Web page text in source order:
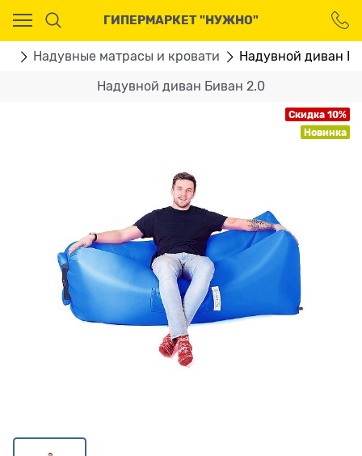
ГИПЕРМАРКЕТ "НУЖНО"
Надувные матрасы и кровати Надувной диван
Надувной диван Биван 2.0
Скидка 10%
Новинка
Ваш город - Москва,
угадали?
ДА НЕТ